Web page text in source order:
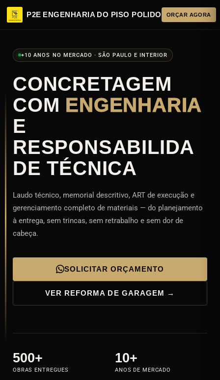
P2E ENGENHARIA DO PISO POLIDO ORÇAR AGORA
+10 ANOS NO MERCADO · SÃO PAULO E INTERIOR
CONCRETAGEM
COM ENGENHARIA
E
RESPONSABILIDA
DE TÉCNICA
Laudo técnico, memorial descritivo, ART de execução e
gerenciamento completo de materiais — do planejamento
à entrega, sem trincas, sem retrabalho e sem dor de
cabeça.
SOLICITAR ORÇAMENTO
VER REFORMA DE GARAGEM →
500+
OBRAS ENTREGUES
10+
ANOS DE MERCADO